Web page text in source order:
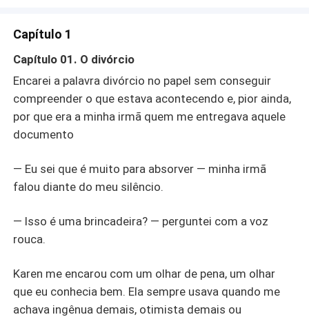
terão de enfrentar sentimentos que jamais imaginaram,
amor, lealdade, ciúmes e a difícil arte de confiar
novamente. No fim, o que começou como um acordo
pode se tornar uma chama impossível de controlar.
Capítulo 1
Capítulo 01. O divórcio
Encarei a palavra divórcio no papel sem conseguir
compreender o que estava acontecendo e, pior ainda,
por que era a minha irmã quem me entregava aquele
documento
— Eu sei que é muito para absorver — minha irmã
falou diante do meu silêncio.
— Isso é uma brincadeira? — perguntei com a voz
rouca.
Karen me encarou com um olhar de pena, um olhar
que eu conhecia bem. Ela sempre usava quando me
achava ingênua demais, otimista demais ou